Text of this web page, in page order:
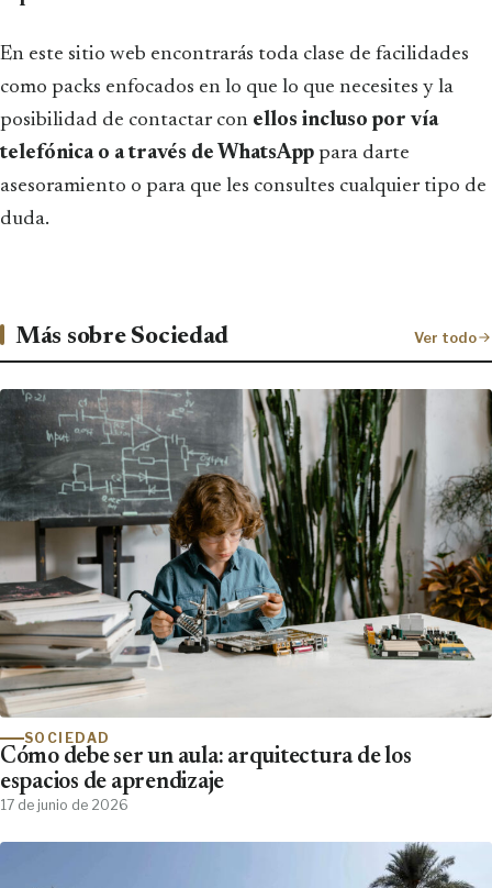
En este sitio web encontrarás toda clase de facilidades
como packs enfocados en lo que lo que necesites y la
posibilidad de contactar con ellos incluso por vía
telefónica o a través de WhatsApp para darte
asesoramiento o para que les consultes cualquier tipo de
duda.
Más sobre Sociedad Ver todo
SOCIEDAD
Cómo debe ser un aula: arquitectura de los
espacios de aprendizaje
17 de junio de 2026